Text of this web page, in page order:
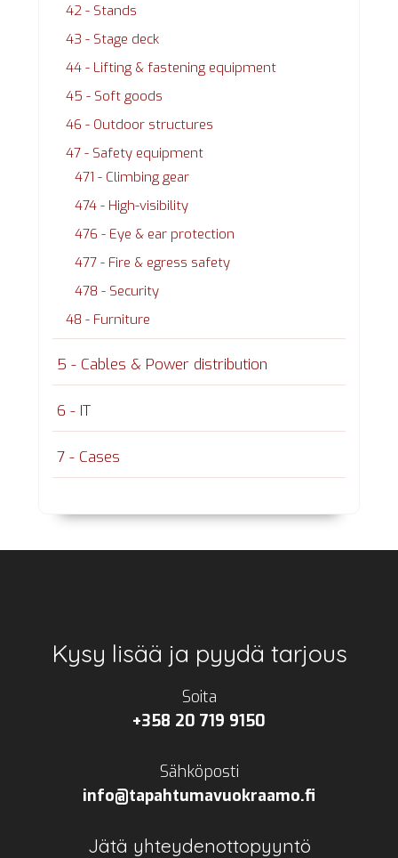
42 - Stands
43 - Stage deck
44 - Lifting & fastening equipment
45 - Soft goods
46 - Outdoor structures
47 - Safety equipment
471 - Climbing gear
474 - High-visibility
476 - Eye & ear protection
477 - Fire & egress safety
478 - Security
48 - Furniture
5 - Cables & Power distribution
6 - IT
7 - Cases
Footer
Kysy lisää ja pyydä tarjous
Soita
+358 20 719 9150
Sähköposti
info@tapahtumavuokraamo.fi
Jätä yhteydenottopyyntö